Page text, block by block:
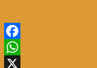
Facebook
WhatsApp